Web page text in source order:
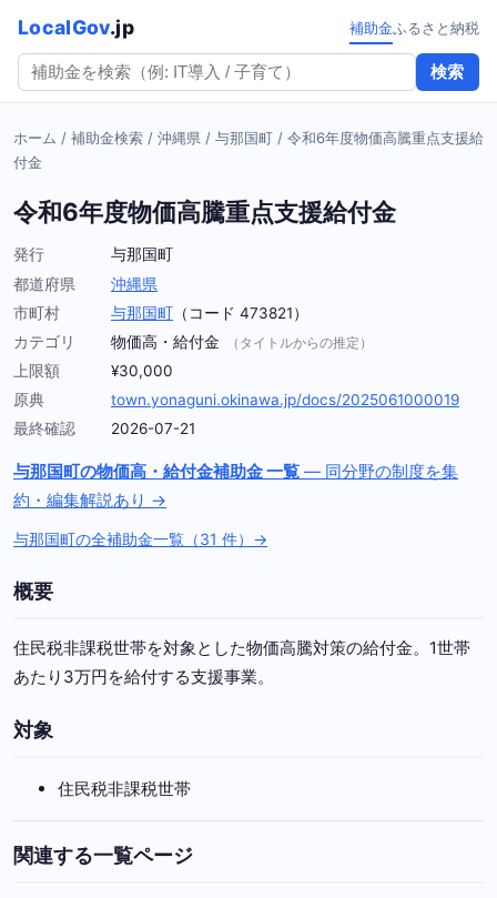
LocalGov.jp
検索
補助金ふるさと納税
ホーム / 補助金検索 / 沖縄県 / 与那国町 / 令和6年度物価高騰重点支援給
付金
令和6年度物価高騰重点支援給付金
発行
与那国町
都道府県
沖縄県
市町村
与那国町 （コード 473821）
カテゴリ
物価高・給付金 （タイトルからの推定）
上限額
¥30,000
原典
town.yonaguni.okinawa.jp/docs/2025061000019
最終確認
2026-07-21
与那国町の物価高・給付金補助金 一覧 — 同分野の制度を集
約・編集解説あり →
与那国町の全補助金一覧（31 件）→
概要
住民税非課税世帯を対象とした物価高騰対策の給付金。1世帯
あたり3万円を給付する支援事業。
対象
住民税非課税世帯
関連する一覧ページ